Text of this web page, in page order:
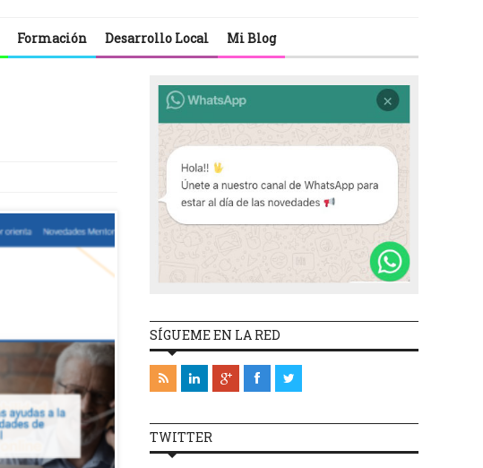
Formación Desarrollo Local Mi Blog
SÍGUEME EN LA RED
TWITTER